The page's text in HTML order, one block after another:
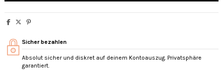
Sicher bezahlen
Absolut sicher und diskret auf deinem Kontoauszug. Privatsphäre
garantiert.